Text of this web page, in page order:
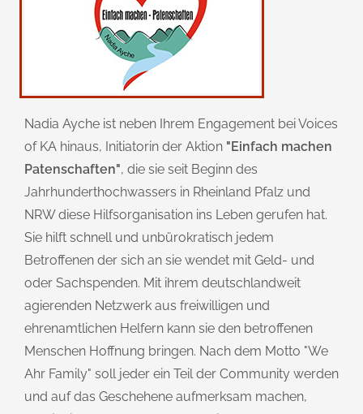
Nadia Ayche ist neben Ihrem Engagement bei Voices
of KA hinaus, Initiatorin der Aktion "Einfach machen
Patenschaften", die sie seit Beginn des
Jahrhunderthochwassers in Rheinland Pfalz und
NRW diese Hilfsorganisation ins Leben gerufen hat.
Sie hilft schnell und unbürokratisch jedem
Betroffenen der sich an sie wendet mit Geld- und
oder Sachspenden. Mit ihrem deutschlandweit
agierenden Netzwerk aus freiwilligen und
ehrenamtlichen Helfern kann sie den betroffenen
Menschen Hoffnung bringen. Nach dem Motto "We
Ahr Family" soll jeder ein Teil der Community werden
und auf das Geschehene aufmerksam machen,